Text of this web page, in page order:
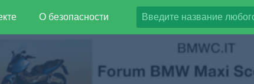
О безопасности